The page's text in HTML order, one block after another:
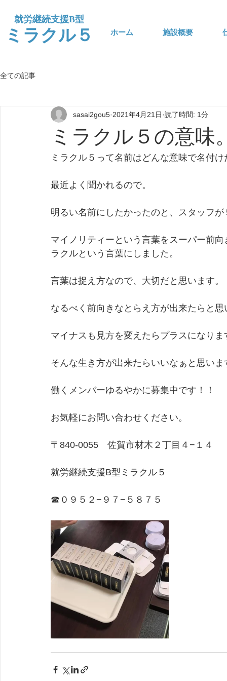
​就労継続支援B型
​ミラクル５ ホーム 施設概要
全ての記事
ミラクル５の意味
sasai2gou5 2021年4月21日 読了時間: 1分
ミラクル５って名前はどんな意味で名付
最近よく聞かれるので。
明るい名前にしたかったのと、スタッフ
マイノリティーという言葉をスーパー前
ラクルという言葉にしました。
言葉は捉え方なので、大切だと思います。
なるべく前向きなとらえ方が出来たらと思
マイナスも見方を変えたらプラスになりま
そんな生き方が出来たらいいなぁと思いま
働くメンバーゆるやかに募集中です！！
お気軽にお問い合わせください。
​〒840-0055　佐賀市材木２丁目４−１４
就労継続支援B型ミラクル５
​☎０９５２−９７−５８７５